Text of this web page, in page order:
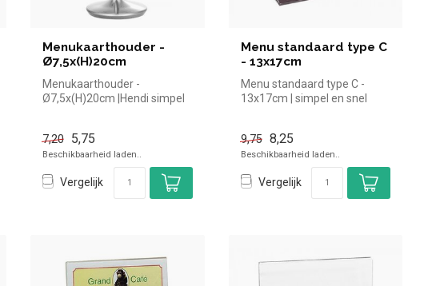
Menukaarthouder -
Ø7,5x(H)20cm
Menukaarthouder -
Ø7,5x(H)20cm |Hendi simpel
7,20 5,75
Beschikbaarheid laden..
Vergelijk
Menu standaard type C
- 13x17cm
Menu standaard type C -
13x17cm | simpel en snel
9,75 8,25
Beschikbaarheid laden..
Vergelijk